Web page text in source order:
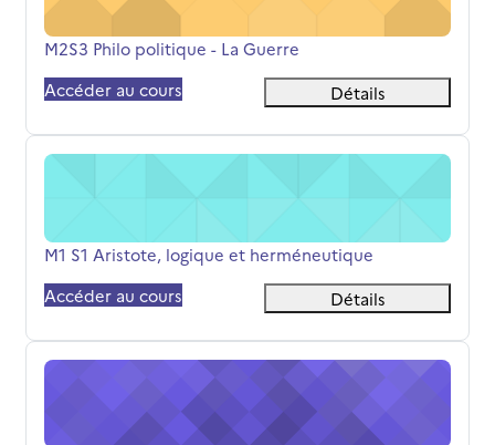
Nom du cours
M2S3 Philo politique - La Guerre
Accéder au cours
Détails
M1 S1 Aristote, logique et herméneutique
Nom du cours
M1 S1 Aristote, logique et herméneutique
Accéder au cours
Détails
M2-histoire de la philosophie et des savoirs 2025-2026